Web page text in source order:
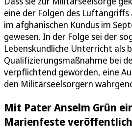
eine der Folgen des
im afghanischen Kundus im
gewesen. In der Folge sei der
Lebenskundliche Unterricht als
Qualifizierungsmaßnahme bei
verpflichtend geworden, eine
den Militärseelsorgern
Mit Pater Anselm Grün
Marienfeste